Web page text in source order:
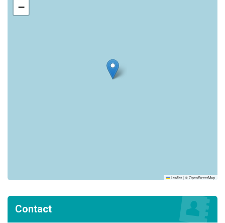
−
Leaflet|©OpenStreetMap
Contact